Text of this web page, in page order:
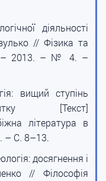
діяльності
// Фізика та
– 2013. – № 4. –
вищий ступінь
[Текст]
література в
– С. 8–13.
досягнення і
// Філософія